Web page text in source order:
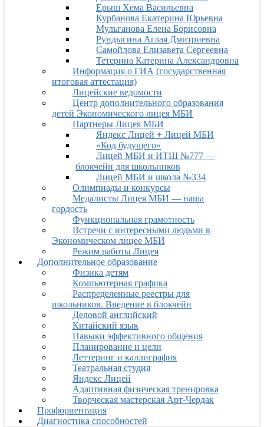
Ерыш Хема Васильевна
Курбанова Екатерина Юрьевна
Мульганова Елена Борисовна
Рундыгина Аглая Дмитриевна
Самойлова Елизавета Сергеевна
Тетерина Катерина Александровна
Информация о ГИА (государственная
итоговая аттестация)
Лицейские ведомости
Центр дополнительного образования
детей Экономического лицея МБИ
Партнеры Лицея МБИ
Яндекс Лицей + Лицей МБИ
«Код будущего»
Лицей МБИ и ИТШ №777 —
блокчейн для школьников
Лицей МБИ и школа №334
Олимпиады и конкурсы
Медалисты Лицея МБИ — наша
гордость
Функциональная грамотность
Встречи с интересными людьми в
Экономическом лицее МБИ
Режим работы Лицея
Дополнительное образование
Физика детям
Компьютерная графика
Распределенные реестры для
школьников. Введение в блокчейн
Деловой английский
Китайский язык
Навыки эффективного общения
Планирование и цели
Леттеринг и каллиграфия
Театральная студия
Яндекс Лицей
Адаптивная физическая тренировка
Творческая мастерская Арт-Чердак
Профориентация
Диагностика способностей